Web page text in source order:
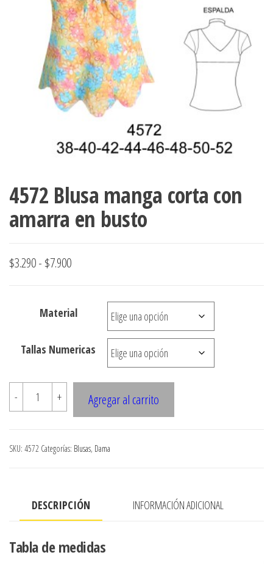
accumark ,
pdf , Moldes
Gerber ,
Graduaciones,
Ploteo y
Digitalización
accumark,
Moldes en
pdf, Moldes
Accumark
Gerber,
4572 Blusa manga corta con
amarra en busto
$3.290- $7.900Rango
desde
$3.290
$7.900
Material
Tallas Numericas
-
4572
Blusa
corta
busto
+ Agregar al carrito
SKU: 4572 Categorías: Blusas, Dama
DESCRIPCIÓN INFORMACIÓN ADICIONAL
Tabla de medidas